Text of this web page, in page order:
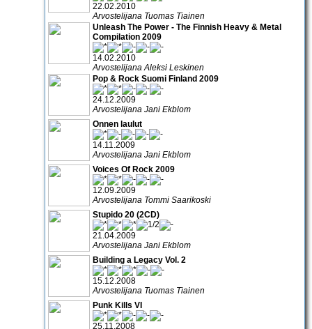
22.02.2010
Arvostelijana Tuomas Tiainen
Unleash The Power - The Finnish Heavy & Metal
Compilation 2009
14.02.2010
Arvostelijana Aleksi Leskinen
Pop & Rock Suomi Finland 2009
24.12.2009
Arvostelijana Jani Ekblom
Onnen laulut
14.11.2009
Arvostelijana Jani Ekblom
Voices Of Rock 2009
12.09.2009
Arvostelijana Tommi Saarikoski
Stupido 20 (2CD)
21.04.2009
Arvostelijana Jani Ekblom
Building a Legacy Vol. 2
15.12.2008
Arvostelijana Tuomas Tiainen
Punk Kills VI
25.11.2008